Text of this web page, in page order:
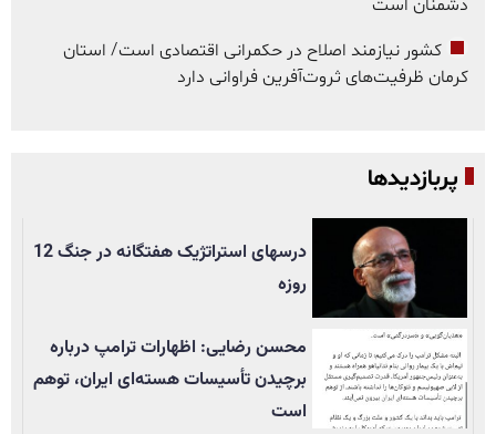
دشمنان است
کشور نیازمند اصلاح در حکمرانی اقتصادی است/ استان
کرمان ظرفیت‌های ثروت‌آفرین فراوانی دارد
پربازدیدها
درسهای استراتژیک هفتگانه در جنگ 12
روزه
محسن رضایی: اظهارات ترامپ درباره
برچیدن تأسيسات هسته‌ای ایران، توهم
است